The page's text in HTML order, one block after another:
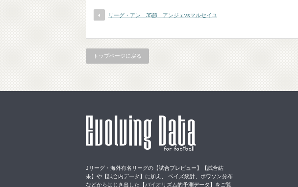
リーグ・アン 35節 アンジェvsマルセイユ
トップページに戻る
Jリーグ・海外有名リーグの【試合プレビュー】【試合結
果】や【試合内データ】に加え、 ベイズ統計、ポワソン分布
などからはじき出した【バイオリズム的予測データ】をご覧